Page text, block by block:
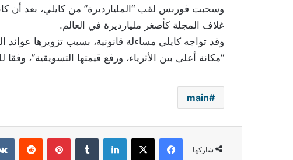
وسحبت فوربس لقب “المليارديرة” من كايلي، بعد أن
غلاف المجلة كأصغر مليارديرة في العالم.
وقد تواجه كايلي مساءلة قانونية، بسبب تزويرها
“مكانة أعلى بين الأثرياء، ورفع قيمتها التسويقية”، وفقا
main
شاركها
فيسبوك ‫X لينكدإن بينتيريست